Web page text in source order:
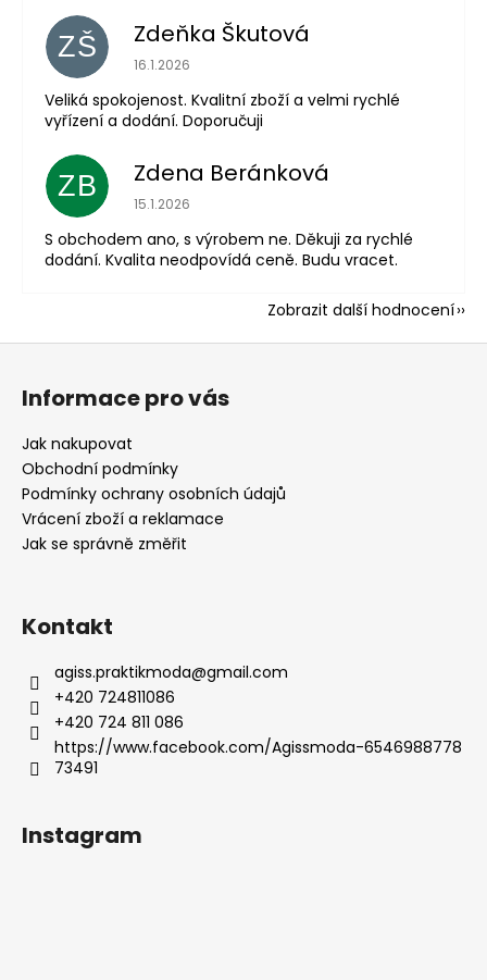
ZŠ Zdeňka Škutová
Hodnocení obchodu je 5 z 5 hvězdiček.
16.1.2026
Veliká spokojenost. Kvalitní zboží a velmi rychlé
vyřízení a dodání. Doporučuji
ZB Zdena Beránková
Hodnocení obchodu je 1 z 5 hvězdiček.
15.1.2026
S obchodem ano, s výrobem ne. Děkuji za rychlé
dodání. Kvalita neodpovídá ceně. Budu vracet.
Zobrazit další hodnocení
Z
Informace pro vás
Jak nakupovat
Obchodní podmínky
Podmínky ochrany osobních údajů
Vrácení zboží a reklamace
Jak se správně změřit
Kontakt
agiss.praktikmoda@gmail.com
+420 724811086
+420 724 811 086
https://www.facebook.com/Agissmoda-6546988778
73491
Instagram